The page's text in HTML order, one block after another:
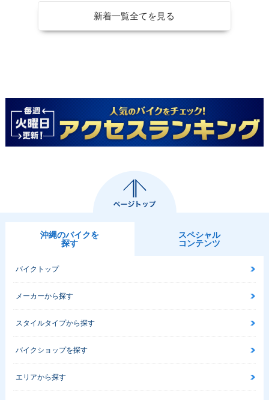
新着一覧全てを見る
沖縄のバイクを
探す
スペシャル
コンテンツ
バイクトップ
メーカーから探す
スタイルタイプから探す
バイクショップを探す
エリアから探す